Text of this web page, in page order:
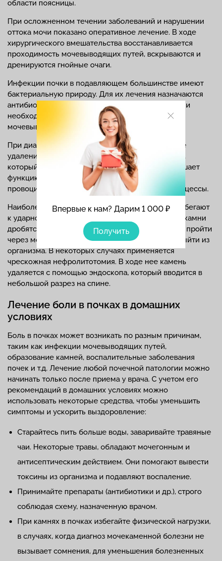
Впервые к нам? Дарим 1 000 ₽
Получить
области поясницы.
При осложненном течении заболеваний и нарушении
оттока мочи показано оперативное лечение. В ходе
хирургического вмешательства восстанавливается
проходимость мочевыводящих путей, вскрываются и
дренируются гнойные очаги.
Инфекции почки в подавляющем большинстве имеют
бактериальную природу. Для их лечения назначаются
антибиотики широкого спектра. Во время терапии
необходимо много пить, чтобы промывать
мочевыводящие пути.
При диагностике камней в почках хирургическое
удаление показано при большом размере камня,
который вызывает слишком сильную боль, нарушает
функцию органа, блокирует прохождение мочи,
провоцирует инфекционно-воспалительные процессы.
Наиболее часто при мочекаменной болезни прибегают
к ударно-волновой литотрипсии. С ее помощью камни
дробятся на более мелкие, которые в состоянии пройти
через мочевыводящие пути и самостоятельно выйти из
организма. В некоторых случаях применяется
чрескожная нефролитотомия. В ходе нее камень
удаляется с помощью эндоскопа, который вводится в
небольшой разрез на спине.
Лечение боли в почках в домашних
условиях
Боль в почках может возникать по разным причинам,
таким как инфекции мочевыводящих путей,
образование камней, воспалительные заболевания
почек и т.д. Лечение любой почечной патологии можно
начинать только после приема у врача. С учетом его
рекомендаций в домашних условиях можно
использовать некоторые средства, чтобы уменьшить
симптомы и ускорить выздоровление:
Старайтесь пить больше воды, заваривайте травяные
чаи. Некоторые травы, обладают мочегонным и
антисептическим действием. Они помогают вывести
токсины из организма и подавляют воспаление.
Принимайте препараты (антибиотики и др.), строго
соблюдая схему, назначенную врачом.
При камнях в почках избегайте физической нагрузки,
в случаях, когда диагноз мочекаменной болезни не
вызывает сомнения, для уменьшения болезненных